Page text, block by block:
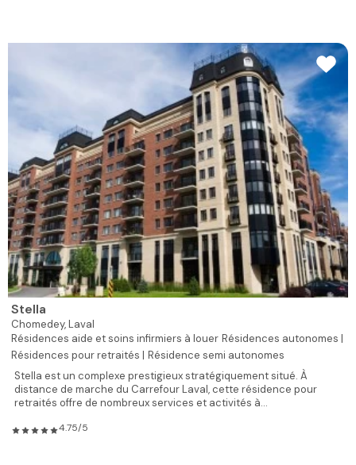
Stella
Chomedey,Laval
Résidences aide et soins infirmiers à louer Résidences autonomes |
Résidences pour retraités | Résidence semi autonomes
Stella est un complexe prestigieux stratégiquement situé. À
distance de marche du Carrefour Laval, cette résidence pour
retraités offre de nombreux services et activités à...
4.75/5